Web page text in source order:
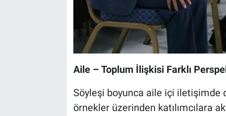
Aile – Toplum İlişkisi Farklı
Söyleşi boyunca aile içi iletişimde
örnekler üzerinden katılımcılara